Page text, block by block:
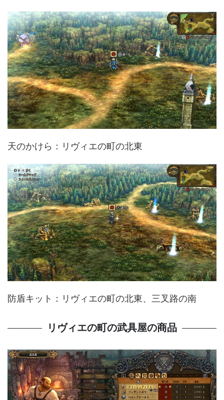
天のかけら：リヴィエの町の北東
防盾キット：リヴィエの町の北東、三叉路の南
リヴィエの町の武具屋の商品